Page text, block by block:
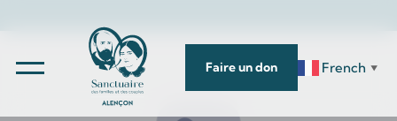
Faire un don French ▼